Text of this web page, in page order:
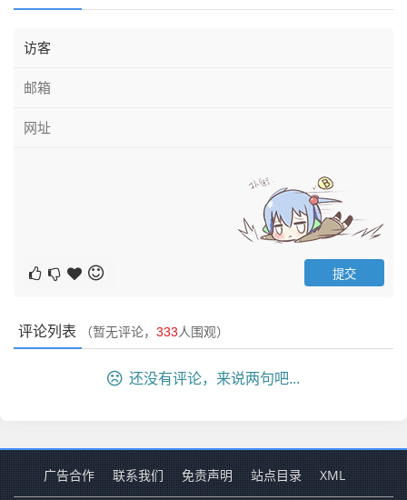
评论列表 （暂无评论， 333人围观）
还没有评论，来说两句吧...
广告合作 联系我们 免责声明 站点目录 XML